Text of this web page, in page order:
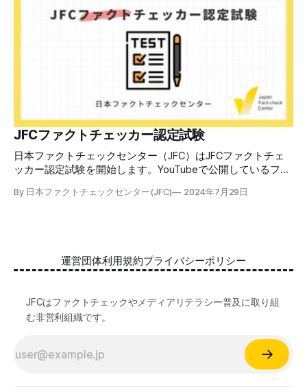
の日本での影響を調べた2万人調査の紹介や、間違った情報
を信じてしまう背景にある人間のバイアス、大規模に拡散す
るSNSアルゴリズムなどを解説しています。 実践編では、画
像や動画や生成AIなど、偽・誤情報をどのように検証したら
良いかをJFCが検証してきた事例から具体的に学びます。
JFCファクトチェッカー認定試験を開始 2024年7月29日か
ら、これらの内容について習熟度を確認するJFCファクトチ
ェッカー認定試験を開始します。誰でもいつでも受験可能で
す（2024年度中は受験料1000円、2025年度から2000円）。
合格者には様々な技能をデジタル証明するオープンバッジ・
ネットワークを活用して、JFCファクトチェッカーの認定証
を発行します。 JFCファクトチェッカー認定試験
JFCファクトチェッカー認定試験
日本ファクトチェックセンター（JFC）はJFCファクトチェ
ッカー認定試験を開始します。YouTubeで公開しているファ
す。 拡散する偽・誤情報から身を守るために 偽・誤情報の
情報を51.5%の割合で「正しいと思う」と答え、「誤ってい
によって、それが自分の感覚に近ければ「正しい」と受け取
る傾向がある。インターネットはその傾向を増幅する。 だ
知識が誰にとっても必須です。 JFCファクトチェック講座と
認定試験 JFCファクトチェック講座（YouTube, 記事）は、2
By 日本ファクトチェックセンター(JFC) 2024年7月29日
運営団体利用規約プライバシーポリシー
JFCはファクトチェックやメディアリテラシー普及に取り組
む非営利組織です。